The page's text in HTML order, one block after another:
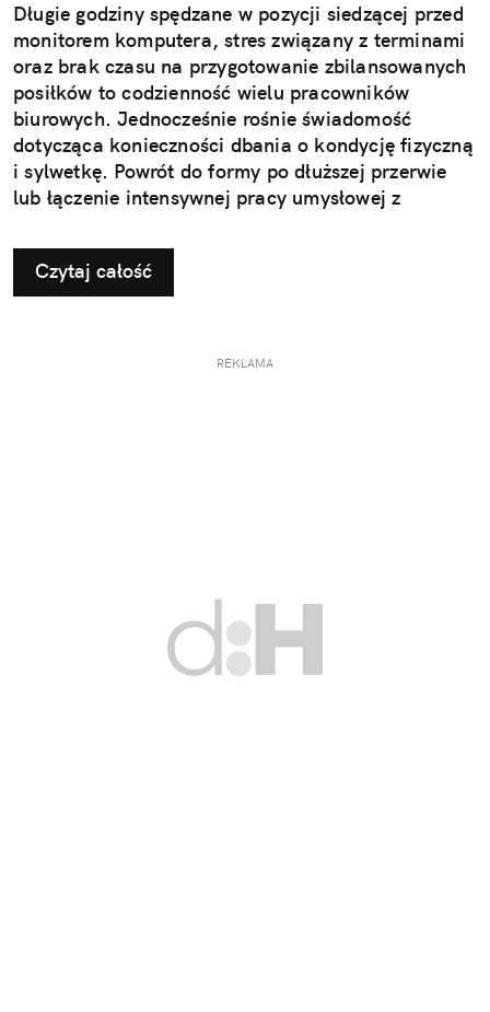
Długie godziny spędzane w pozycji siedzącej przed
monitorem komputera, stres związany z terminami
oraz brak czasu na przygotowanie zbilansowanych
posiłków to codzienność wielu pracowników
biurowych. Jednocześnie rośnie świadomość
dotycząca konieczności dbania o kondycję fizyczną
i sylwetkę. Powrót do formy po dłuższej przerwie
lub łączenie intensywnej pracy umysłowej z
podejścia. Kluczem do sukcesu jest nie tylko
odpowiedni plan treningowy, ale także właściwe
odżywienie organizmu.
Czytaj całość
REKLAMA